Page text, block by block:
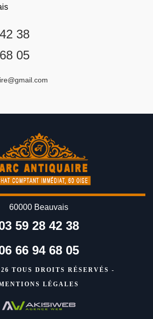
38
05
60000 Beauvais
59 28 42 38
66 94 68 05
TOUS DROITS RÉSERVÉS -
LÉGALES